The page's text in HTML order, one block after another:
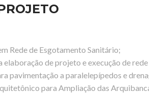
Rede de Esgotamento Sanitário;
elaboração de projeto e execução de
pavimentação a paralelepípedos e
para Ampliação das